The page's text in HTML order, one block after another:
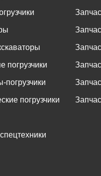
погрузчики
погрузчики
погрузчики